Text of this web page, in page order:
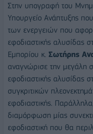
Στην υπογραφή του
Υπουργείο Ανάπτυξης
των ενεργειών που
εφοδιαστικής αλυσίδας
Εμπορίου κ. Σωτήρης
αναγνώρισε την μεγάλη
εφοδιαστικής αλυσίδας
συγκριτικών
εφοδιαστικής.
διαμόρφωση μίας
εφοδιαστική που θα